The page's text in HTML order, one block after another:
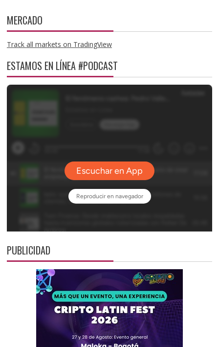
MERCADO
Track all markets on TradingView
ESTAMOS EN LÍNEA #PODCAST
PUBLICIDAD